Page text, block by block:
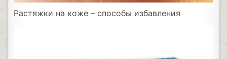
Растяжки на коже – способы избавления